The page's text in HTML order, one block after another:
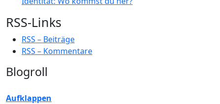
RSS-Links
RSS – Beiträge
RSS – Kommentare
Blogroll
Aufklappen